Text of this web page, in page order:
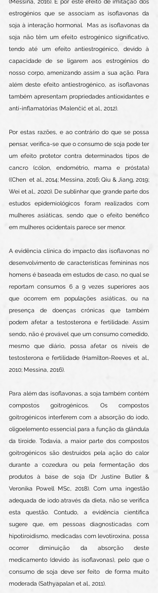
(Messina, 2016). É por este efeito de imitação dos
estrogénios que se associam as isoflavonas da
soja à interação hormonal.  Mas as isoflavonas da
soja não têm um efeito estrogénico significativo,
tendo até um efeito antiestrogénico, devido à
capacidade de se ligarem aos estrogénios do
nosso corpo, amenizando assim a sua ação. Para
além deste efeito antiestrogénico, as isoflavonas
também apresentam propriedades antioxidantes e
anti-inflamatórias (Malenčić et al., 2012).
Por estas razões, e ao contrário do que se possa
pensar, verifica-se que o consumo de soja pode ter
um efeito protetor contra determinados tipos de
cancro (cólon, endométrio, mama e próstata)
((Chen  et al., 2014; Messina, 2016; Qiu & Jiang, 2019;
Wei et al., 2020). De sublinhar que grande parte dos
estudos epidemiológicos foram realizados com
mulheres asiáticas, sendo que o efeito benéfico
em mulheres ocidentais parece ser menor.
A evidência clínica do impacto das isoflavonas no
desenvolvimento de características femininas nos
homens é baseada em estudos de caso, no qual se
reportam consumos 6 a 9 vezes superiores aos
que ocorrem em populações asiáticas, ou na
presença de doenças crónicas que também
podem afetar a testosterona e fertilidade. Assim
sendo, não é provável que um consumo comedido,
mesmo que diário, possa afetar os níveis de
testosterona e fertilidade (Hamilton-Reeves et al.,
2010; Messina, 2016).
Para além das isoflavonas, a soja também contém
compostos goitrogénicos. Os compostos
goitrogénicos interferem com a absorção do iodo,
oligoelemento essencial para a função da glândula
da tiroide. Todavia, a maior parte dos compostos
goitrogénicos são destruídos pela ação do calor
durante a cozedura ou pela fermentação dos
produtos à base de soja (Dr Justine Butler &
Veronika Powell MSc, 2018). Com uma ingestão
adequada de iodo através da dieta, não se verifica
esta questão. Contudo, a evidência científica
sugere que, em pessoas diagnosticadas com
hipotiroidismo, medicadas com levotiroxina, possa
ocorrer diminuição da absorção deste
medicamento (devido às isoflavonas), pelo que o
consumo de soja deve ser feito  de forma muito
moderada (Sathyapalan et al., 2011).